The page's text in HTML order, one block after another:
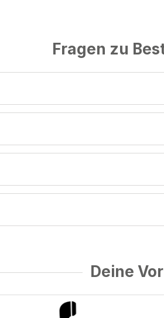
Fragen zu
Deine